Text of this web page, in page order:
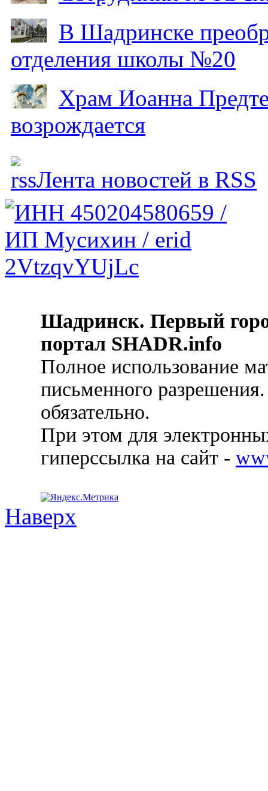
В Шадринске
отделения школы №20
Храм Иоанна
возрождается
Лента новостей в RSS
Шадринск. Первый
портал SHADR.info
Полное использование
письменного
обязательно.
При этом для
гиперссылка на сайт -
Наверх